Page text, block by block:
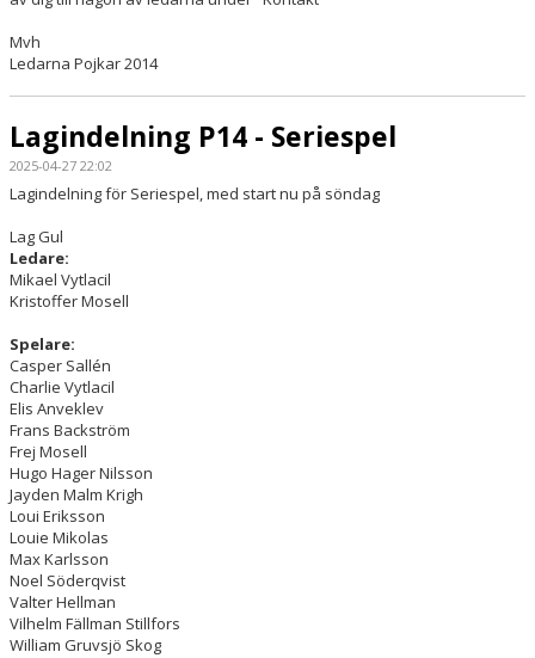
Mvh
Ledarna Pojkar 2014
Lagindelning P14 - Seriespel
2025-04-27 22:02
Lagindelning för Seriespel, med start nu på söndag
Lag Gul
Ledare:
Mikael Vytlacil
Kristoffer Mosell
Spelare:
Casper Sallén
Charlie Vytlacil
Elis Anveklev
Frans Backström
Frej Mosell
Hugo Hager Nilsson
Jayden Malm Krigh
Loui Eriksson
Louie Mikolas
Max Karlsson
Noel Söderqvist
Valter Hellman
Vilhelm Fällman Stillfors
William Gruvsjö Skog